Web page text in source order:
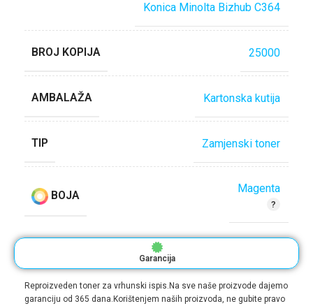
Konica Minolta Bizhub C364
BROJ KOPIJA 25000
AMBALAŽA Kartonska kutija
TIP Zamjenski toner
BOJA
Magenta
Garancija
Reproizveden toner za vrhunski ispis.Na sve naše proizvode dajemo
garanciju od 365 dana.Korištenjem naših proizvoda, ne gubite pravo